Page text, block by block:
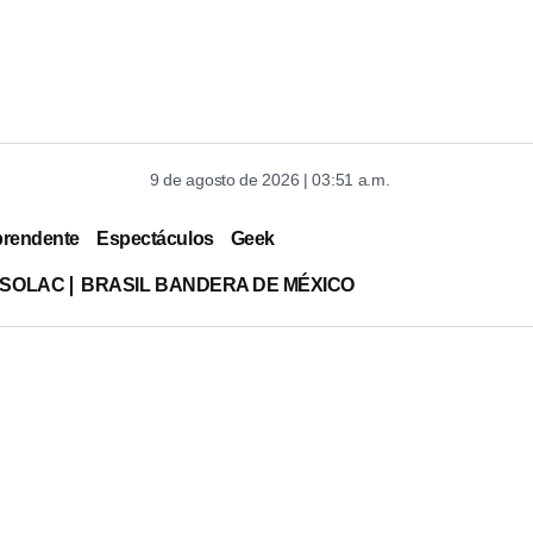
9 de agosto de 2026 | 03:51 a.m.
Espectáculos Geek
BRASIL BANDERA DE MÉXICO